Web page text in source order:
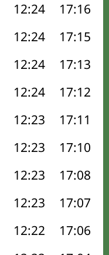
12:24 17:16
12:24 17:15
12:24 17:13
12:24 17:12
12:23 17:11
12:23 17:10
12:23 17:08
12:23 17:07
12:22 17:06